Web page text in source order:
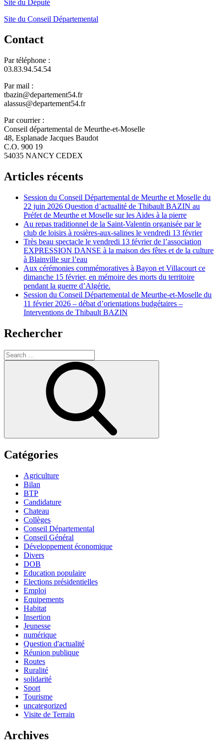
Site du Député
Site du Conseil Départemental
Contact
Par téléphone :
03.83.94.54.54
Par mail :
tbazin@departement54.fr
alassus@departement54.fr
Par courrier :
Conseil départemental de Meurthe-et-Moselle
48, Esplanade Jacques Baudot
C.O. 900 19
54035 NANCY CEDEX
Articles récents
Session du Conseil Départemental de Meurthe et Moselle du
22 juin 2026 Question d’actualité de Thibault BAZIN au
Préfet de Meurthe et Moselle sur les Aides à la pierre
Au repas traditionnel de la Saint-Valentin organisée par le
club de loisirs à rosières-aux-salines le vendredi 13 février
Très beau spectacle le vendredi 13 février de l’association
EXPRESSION DANSE à la maison des fêtes et de la culture
à Blainville sur l’eau
Aux cérémonies commémoratives à Bayon et Villacourt ce
dimanche 15 février, en mémoire des morts du territoire
pendant la guerre d’Algérie.
Session du Conseil Départemental de Meurthe-et-Moselle du
11 février 2026 – débat d’orientations budgétaires –
Interventions de Thibault BAZIN
Rechercher
Search
for:
Catégories
Agriculture
Bilan
BTP
Candidature
Chateau
Collèges
Conseil Départemental
Conseil Général
Développement économique
Divers
DOB
Education populaire
Elections présidentielles
Emploi
Equipements
Habitat
Insertion
Jeunesse
numérique
Question d'actualité
Réunion publique
Routes
Ruralité
solidarité
Sport
Tourisme
uncategorized
Visite de Terrain
Archives